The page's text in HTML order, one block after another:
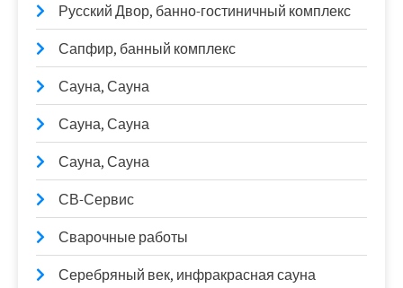
Русский Двор, банно-гостиничный комплекс
Сапфир, банный комплекс
Сауна, Сауна
Сауна, Сауна
Сауна, Сауна
СВ-Сервис
Сварочные работы
Серебряный век, инфракрасная сауна